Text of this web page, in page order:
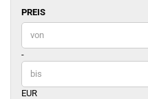
PREIS
PREIS
Preis bis
-
EUR